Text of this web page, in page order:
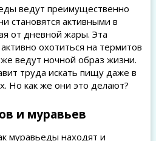
ведут преимущественно
становятся активными в
от дневной жары. Эта
охотиться на термитов
ведут ночной образ жизни.
труда искать пищу даже в
Но как же они это делают?
и муравьев
муравьеды находят и